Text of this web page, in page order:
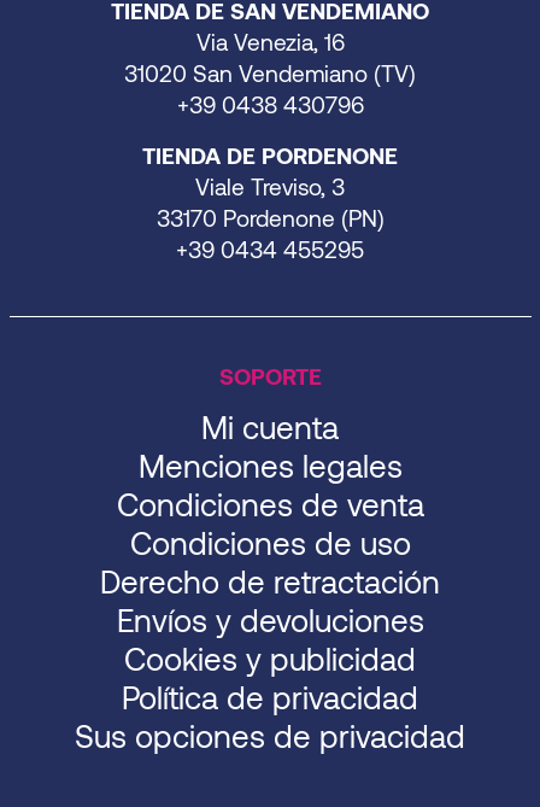
TIENDA DE SAN VENDEMIANO
Via Venezia, 16
31020 San Vendemiano (TV)
+39 0438 430796
TIENDA DE PORDENONE
Viale Treviso, 3
33170 Pordenone (PN)
+39 0434 455295
SOPORTE
Mi cuenta
Menciones legales
Condiciones de venta
Condiciones de uso
Derecho de retractación
Envíos y devoluciones
Cookies y publicidad
Política de privacidad
Sus opciones de privacidad